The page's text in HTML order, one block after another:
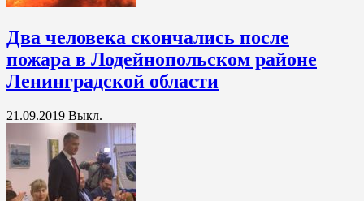
Два человека скончались после
пожара в Лодейнопольском районе
Ленинградской области
21.09.2019 Выкл.